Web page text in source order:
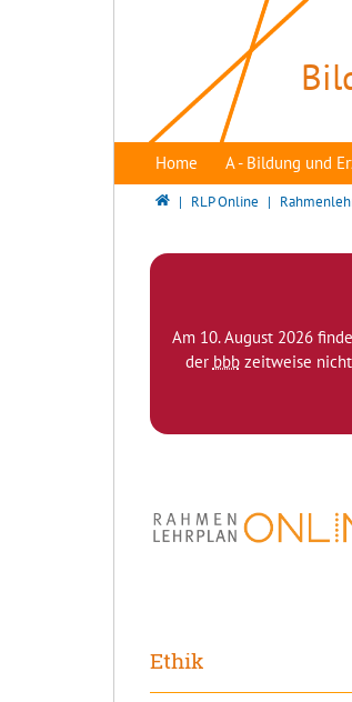
Home A - Bildung und
Bildungsserver Berlin -
RLP Online
Am 10. August 2026
der bbbzeitweise nicht
Ethik